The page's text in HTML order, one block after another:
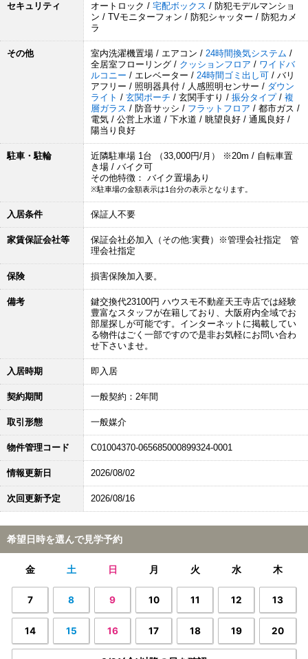
セキュリティ オートロック / 宅配ボックス / 防犯モデルマンショ
ン / TVモニターフォン / 防犯シャッター / 防犯カメ
ラ
その他 室内洗濯機置場 / エアコン / 24時間換気システム /
全居室フローリング / クッションフロア / ワイドバ
ルコニー / エレベーター / 24時間ゴミ出し可 / バリ
アフリー / 照明器具付 / 人感照明センサー / ダウン
ライト / 玄関ポーチ / 玄関手すり / 振分タイプ / 複
層ガラス / 防音サッシ / フラットフロア / 都市ガス /
電気 / 公営上水道 / 下水道 / 眺望良好 / 通風良好 /
陽当り良好
駐車・駐輪
近隣駐車場 1台 （33,000円/月） ※20m / 自転車置
き場 / バイク可
その他特徴： バイク置場あり
※駐車場の金額表示は1台分の表示となります。
入居条件 保証人不要
家賃保証会社等
保証会社必加入（その他:実費）※管理会社指定 管
理会社指定
保険 損害保険加入要。
備考
鍵交換代23100円 ハウスモ不動産天王寺店では経験
豊富なスタッフが在籍しており、大阪府内全域でお
部屋探しが可能です。インターネットに掲載してい
る物件はごく一部ですので是非お気軽にお問い合わ
せ下さいませ。
入居時期 即入居
契約期間 一般契約：2年間
取引形態 一般媒介
物件管理コード C01004370-065685000899324-0001
情報更新日 2026/08/02
次回更新予定 2026/08/16
希望日時を選んで見学予約
金 土 日 月 火 水 木
7 8 9 10 11 12 13
14 15 16 17 18 19 20